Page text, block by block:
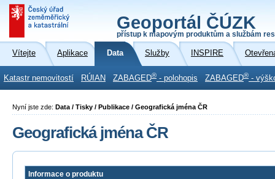
Geoportál ČÚZK
přístup k mapovým produktům a službám
Vítejte Aplikace Data Služby INSPIRE
Katastr nemovitostí RÚIAN ZABAGED® - polohopis ZABAGED® -
Nyní jste zde: Data / Tisky / Publikace / Geografická jména ČR
Geografická jména ČR
Informace o produktu